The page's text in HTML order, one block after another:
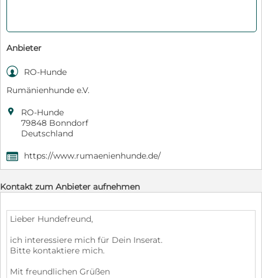
Anbieter

RO-Hunde
Rumänienhunde e.V.

RO-Hunde
79848 Bonndorf
Deutschland
, https://www.rumaenienhunde.de/
Kontakt zum Anbieter aufnehmen